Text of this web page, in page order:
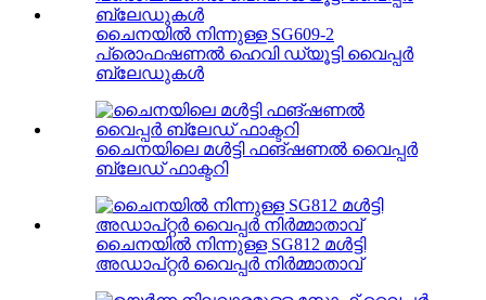
ചൈനയിൽ നിന്നുള്ള SG609-2
പ്രൊഫഷണൽ ഹെവി ഡ്യൂട്ടി വൈപ്പർ
ബ്ലേഡുകൾ
ചൈനയിലെ മൾട്ടി ഫങ്ഷണൽ വൈപ്പർ
ബ്ലേഡ് ഫാക്ടറി
ചൈനയിൽ നിന്നുള്ള SG812 മൾട്ടി
അഡാപ്റ്റർ വൈപ്പർ നിർമ്മാതാവ്